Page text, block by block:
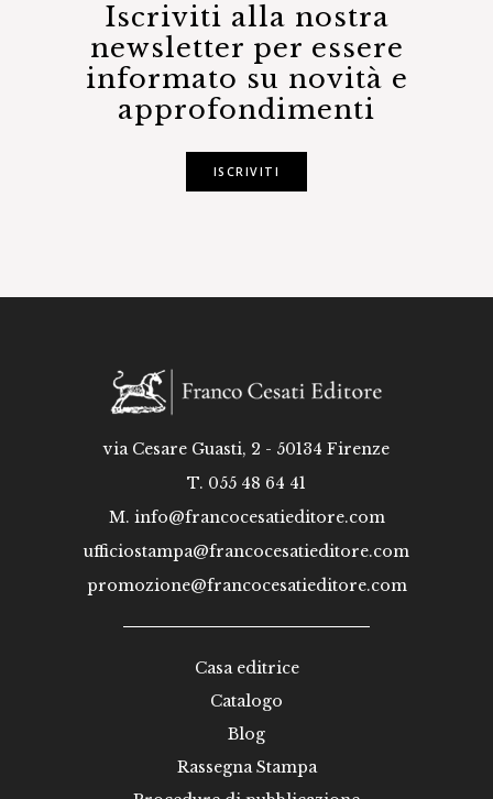
Iscriviti alla nostra
newsletter per essere
informato su novità e
approfondimenti
ISCRIVITI
via Cesare Guasti, 2 - 50134 Firenze
T. 055 48 64 41
M. info@francocesatieditore.com
ufficiostampa@francocesatieditore.com
promozione@francocesatieditore.com
Casa editrice
Catalogo
Blog
Rassegna Stampa